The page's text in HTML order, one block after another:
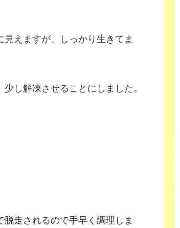
えますが、しっかり生きてま
し解凍させることにしました。
走されるので手早く調理しま